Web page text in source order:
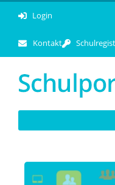
Login
Kontakt